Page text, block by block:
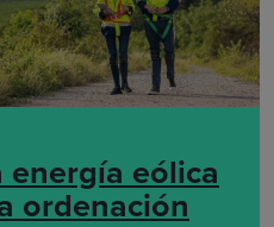
energía eólica
ordenación